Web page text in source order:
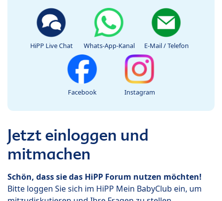
HiPP Live Chat Whats-App-Kanal E-Mail / Telefon
Facebook Instagram
Jetzt einloggen und
mitmachen
Schön, dass sie das HiPP Forum nutzen möchten!
Bitte loggen Sie sich im HiPP Mein BabyClub ein, um